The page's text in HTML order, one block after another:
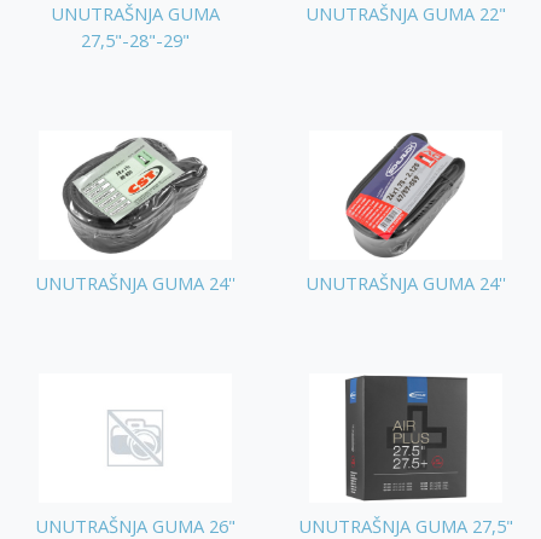
UNUTRAŠNJA GUMA
27,5"-28"-29"
UNUTRAŠNJA GUMA 22"
UNUTRAŠNJA GUMA 24'' UNUTRAŠNJA GUMA 24''
UNUTRAŠNJA GUMA 26" UNUTRAŠNJA GUMA 27,5"